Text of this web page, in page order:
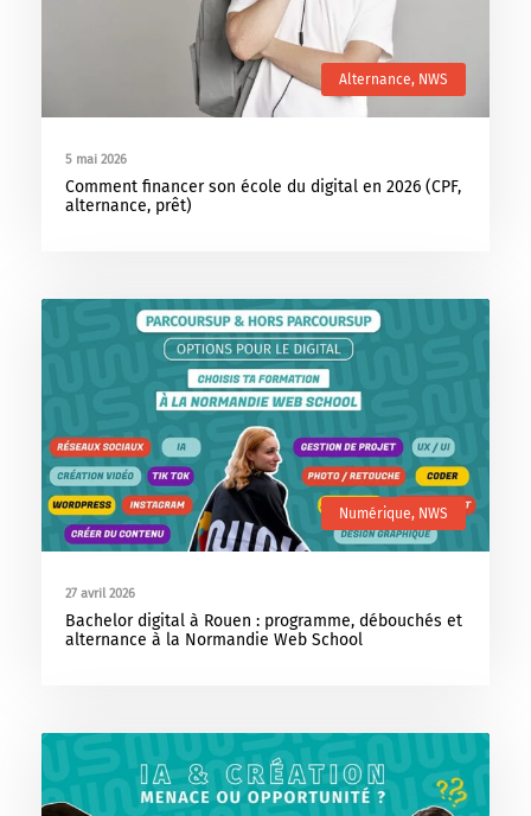
Alternance, NWS
5 mai 2026
Comment financer son école du digital en 2026 (CPF,
alternance, prêt)
Numérique, NWS
27 avril 2026
Bachelor digital à Rouen : programme, débouchés et
alternance à la Normandie Web School